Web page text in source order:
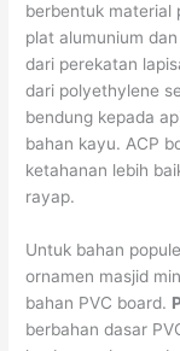
berbentuk material
plat alumunium
dari perekatan
dari polyethylene
bendung kepada
bahan kayu. ACP
ketahanan lebih
rayap.
Untuk bahan
ornamen masjid
bahan PVC board.
berbahan dasar